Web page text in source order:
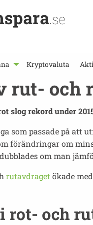
.se
Kryptovaluta
rut- och
slog rekord under
som passade på att
förändringar om
om man
rutavdraget ökade
rot- och